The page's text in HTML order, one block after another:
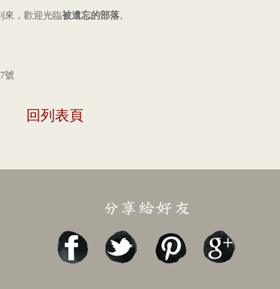
來，歡迎光臨被遺忘的部落。
號
回列表頁